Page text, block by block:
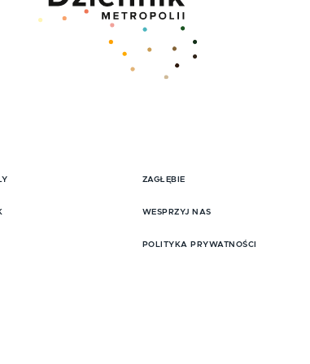
ZAGŁĘBIE
WESPRZYJ NAS
POLITYKA PRYWATNOŚCI